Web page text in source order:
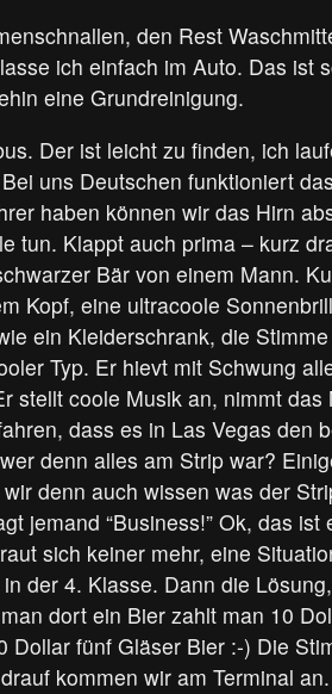
den Rest
ich einfach im Auto. Das ist
eine Grundreinigung.
Der ist leicht zu finden, ich
uns Deutschen funktioniert
haben können wir das Hirn
tun. Klappt auch prima – kurz
Bär von einem Mann.
Kopf, eine ultracoole
ein Kleiderschrank, die
Typ. Er hievt mit Schwung
stellt coole Musik an, nimmt
dass es in Las Vegas den
denn alles am Strip war?
denn auch wissen was der
jemand “Business!” Ok, das ist
sich keiner mehr, eine
der 4. Klasse. Dann die
dort ein Bier zahlt man 10
Dollar fünf Gläser Bier :-) Die
kommen wir am Terminal an.